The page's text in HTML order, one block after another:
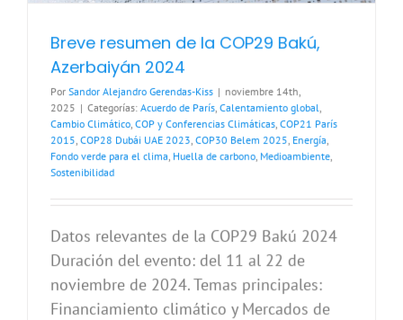
Breve resumen de la COP29 Bakú,
Azerbaiyán 2024
Por Sandor Alejandro Gerendas-Kiss | noviembre 14th,
2025 | Categorías: Acuerdo de París Calentamiento global
Cambio Climático COP y Conferencias Climáticas COP21 París
2015 COP28 Dubái UAE 2023 COP30 Belem 2025 Energía
Fondo verde para el clima Huella de carbono Medioambiente
Sostenibilidad
Datos relevantes de la COP29 Bakú 2024
Duración del evento: del 11 al 22 de
noviembre de 2024. Temas principales:
Financiamiento climático y Mercados de